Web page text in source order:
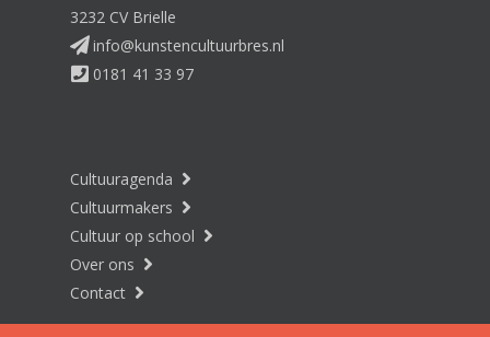
3232 CV Brielle
info@kunstencultuurbres.nl
0181 41 33 97
Cultuuragenda
Cultuurmakers
Cultuur op school
Over ons
Contact